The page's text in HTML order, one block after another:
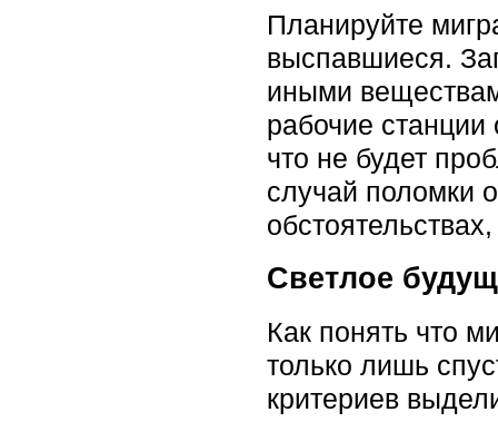
Планируйте
выспавшиеся.
иными
рабочие
что не будет
случай поломки
Светлое
Как понять что
только лишь
критериев